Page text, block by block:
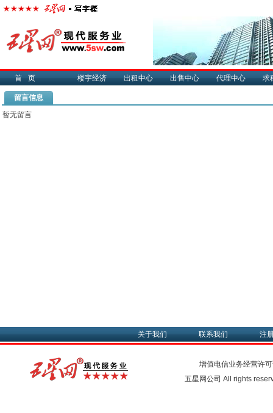
首页 楼宇经济 出租中心 出售中心 代理中心 求
留言信息
暂无留言
关于我们 联系我们 注
增值电信业务经营许
五星网公司 All rights